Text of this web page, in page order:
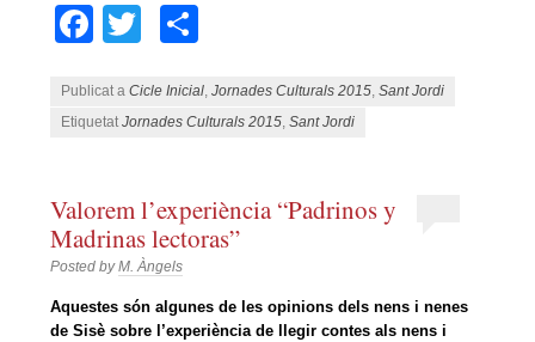
Facebook
Twitter
Publicat aCicle Inicial,Jornades Culturals 2015,Sant Jordi
EtiquetatJornades Culturals 2015,Sant Jordi
Valorem l’experiència “Padrinos y
Madrinas lectoras”
Posted byM. Àngels
Aquestes són algunes de les opinions dels nens i nenes
de Sisè sobre l’experiència de llegir contes als nens i